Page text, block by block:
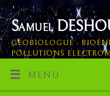
Samuel
GÉOBIOLOGUE -
POLLUTIONS
MENU